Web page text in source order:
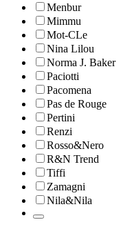
Menbur
Mimmu
Mot-CLe
Nina Lilou
Norma J. Baker
Paciotti
Pacomena
Pas de Rouge
Pertini
Renzi
Rosso&Nero
R&N Trend
Tiffi
Zamagni
Nila&Nila